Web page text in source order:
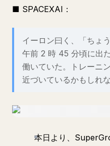
■ SPACEXAI：
イーロン曰く、「ちょ
午前 2 時 45 分頃に出
働いていた。トレーニ
近づいているかもしれな
本日より、